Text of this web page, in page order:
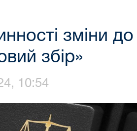
зміни
збір»
10:54